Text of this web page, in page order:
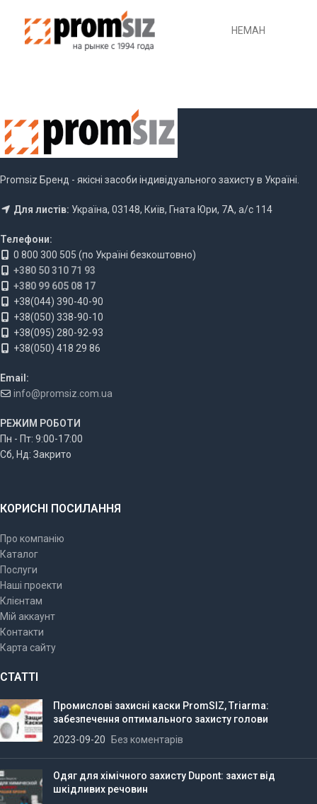
НЕМАН
Promsiz Бренд - якісні засоби індивідуального захисту в Україні.
Для листів: Україна, 03148, Київ, Гната Юри, 7А, а/с 114
Телефони:
0 800 300 505 (по Україні безкоштовно)
+380 50 310 71 93
+380 99 605 08 17
+38(044) 390-40-90
+38(050) 338-90-10
+38(095) 280-92-93
+38(050) 418 29 86
Email:
info@promsiz.com.ua
РЕЖИМ РОБОТИ
Пн - Пт: 9:00-17:00
Сб, Нд: Закрито
КОРИСНІ ПОСИЛАННЯ
Про компанію
Каталог
Послуги
Наші проекти
Клієнтам
Мій аккаунт
Контакти
Карта сайту
СТАТТІ
Промислові захисні каски PromSIZ, Triarma:
забезпечення оптимального захисту голови
2023-09-20
Без коментарів
Одяг для хімічного захисту Dupont: захист від
шкідливих речовин